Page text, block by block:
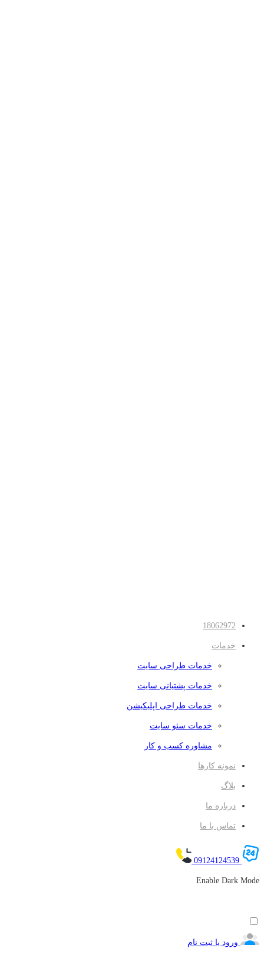
18062972
خدمات
خدمات طراحی سایت
خدمات پشتیانی سایت
خدمات طراحی اپلیکیشن
خدمات سئو سایت
مشاوره کسب و کار
نمونه کارها
بلاگ
درباره ما
تماس با ما
09124124539
Enable Dark Mode
ورود یا ثبت نام